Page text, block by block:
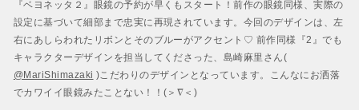
『ベヨネッタ２』眼鏡の予約が早くもスタート！前作の眼鏡同様、実際の
設定に基づいて細部まで忠実に再現されています。今回のデザインは、左
右にあしらわれたリボンとそのブルーがアクセント♡ 前作同様『2』でも
キャラクターデザインを担当してくださった、島崎麻里さん(
@MariShimazaki )こだわりのデザインとなっています。こんなにお洒落
でカワイイ眼鏡みたことない！！(＞∇＜)